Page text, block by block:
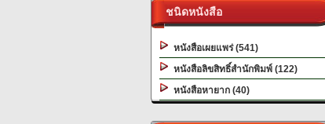
ชนิดหนังสือ
หนังสือเผยแพร่ (541)
หนังสือลิขสิทธิ์สำนักพิมพ์ (122)
หนังสือหายาก (40)